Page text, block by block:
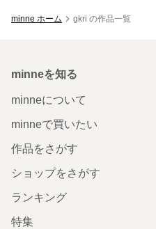
minne ホーム gkri の作品一覧
minneを知る
minneについて
minneで買いたい
作品をさがす
ショップをさがす
ランキング
特集